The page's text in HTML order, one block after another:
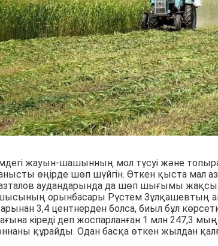
жауын-шашынның мол түсуі және
өңірде шөп шүйгін. Өткен қыста мал
аудандарында да шөп шығымы
орынбасары Рүстем Зұлқашевтың
3,4 центнерден болса, биыл бұл
кіреді деп жоспарланған 1 млн 247,3
құрайды. Одан басқа өткен жылдан